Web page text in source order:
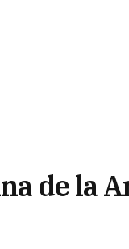
de la